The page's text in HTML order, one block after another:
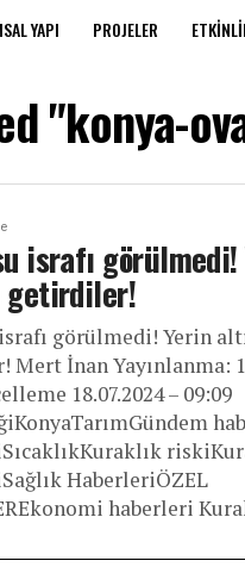
YAPI PROJELER
"konya-
israfı görülmedi!
getirdiler!
görülmedi! Yerin
İnan Yayınlanma:
18.07.2024 –
HaberleriÖZEL
haberleri